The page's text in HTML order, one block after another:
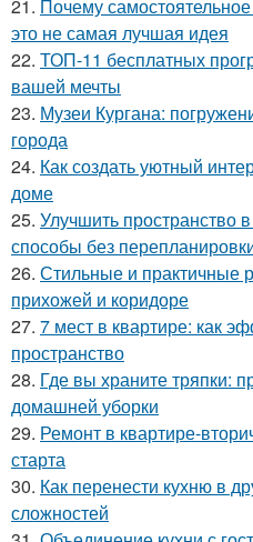
21. Почему
это не самая лучшая идея
22. ТОП-11 бесплатных
вашей мечты
23. Музеи Кургана:
города
24. Как создать уютный
доме
25. Улучшить пространство
способы без
26. Стильные и практичные
прихожей и коридоре
27. 7 мест в квартире: как
пространство
28. Где вы храните тряпки:
домашней уборки
29. Ремонт в квартире-
старта
30. Как перенести кухню в
сложностей